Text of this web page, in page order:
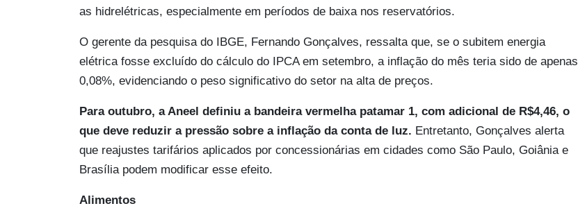
as hidrelétricas, especialmente em períodos de baixa nos reservatórios.
O gerente da pesquisa do IBGE, Fernando Gonçalves, ressalta que, se o subitem energia
elétrica fosse excluído do cálculo do IPCA em setembro, a inflação do mês teria sido de apenas
0,08%, evidenciando o peso significativo do setor na alta de preços.
Para outubro, a Aneel definiu a bandeira vermelha patamar 1, com adicional de R$4,46, o
que deve reduzir a pressão sobre a inflação da conta de luz. Entretanto, Gonçalves alerta
que reajustes tarifários aplicados por concessionárias em cidades como São Paulo, Goiânia e
Brasília podem modificar esse efeito.
Alimentos